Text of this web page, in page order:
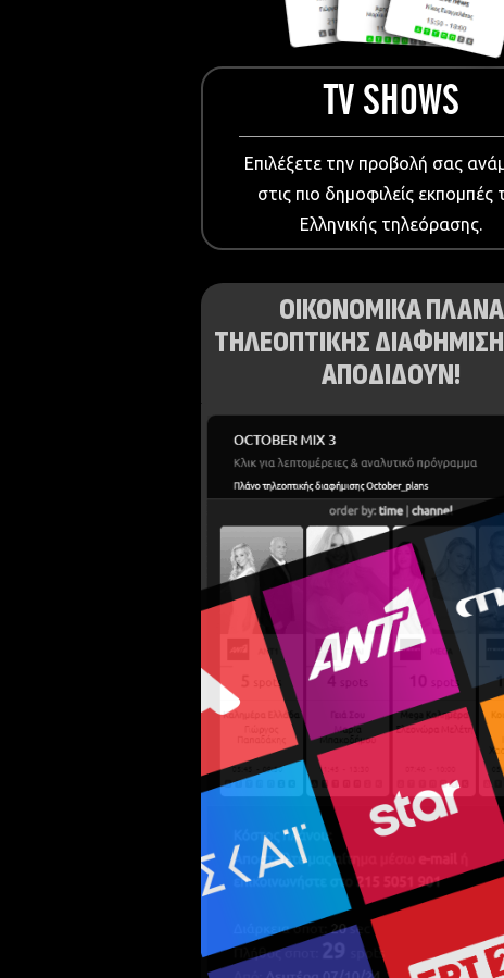
TV SHOWS
Επιλέξετε την προβολή σας
στις πιο δημοφιλείς εκπομπές
Ελληνικής τηλεόρασης.
ΟΙΚΟΝΟΜΙΚΑ ΠΛΑΝΑ
ΤΗΛΕΟΠΤΙΚΗΣ
ΑΠΟΔΙΔΟΥΝ!